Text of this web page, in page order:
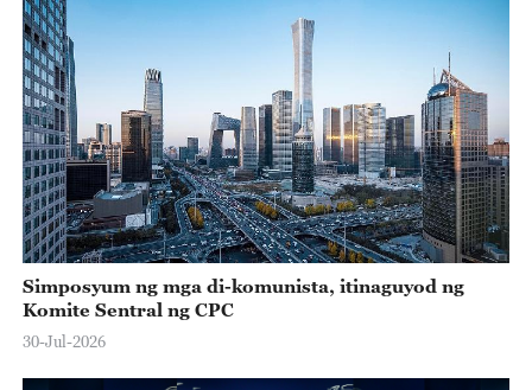
Simposyum ng mga di-komunista, itinaguyod ng
Komite Sentral ng CPC
30-Jul-2026